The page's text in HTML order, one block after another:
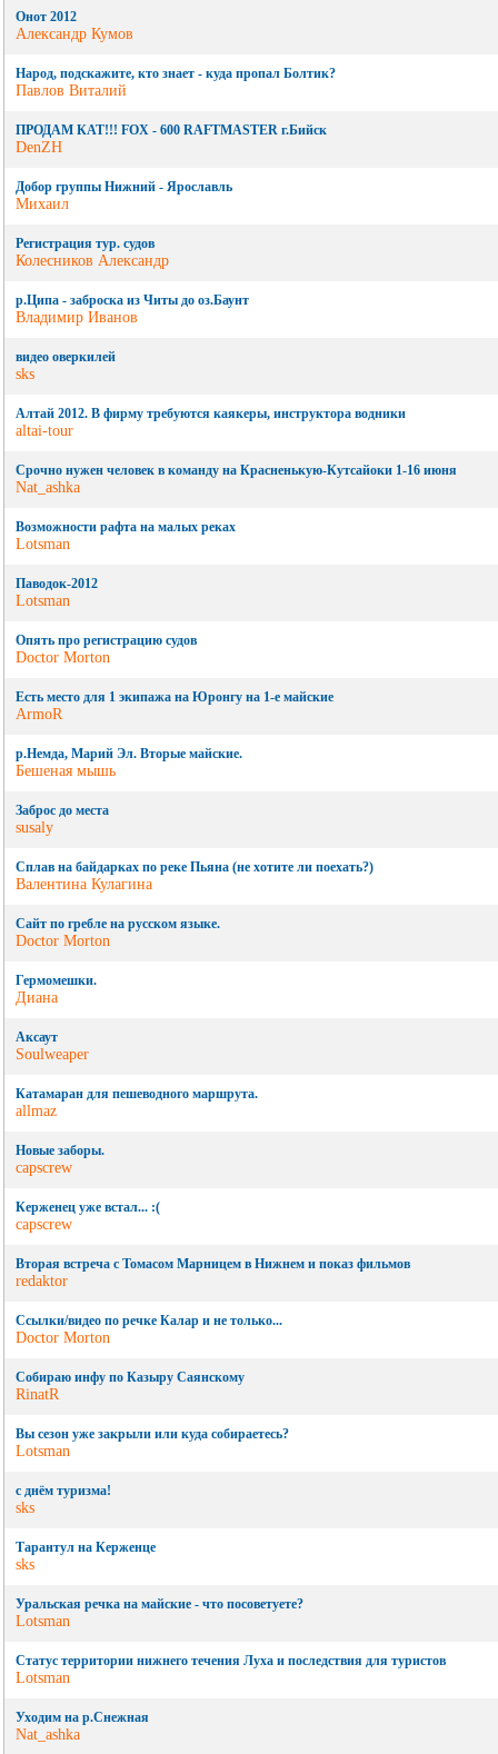
Онот 2012
Александр Кумов
Народ, подскажите, кто знает - куда пропал Болтик?
Павлов Виталий
ПРОДАМ КАТ!!! FOX - 600 RAFTMASTER г.Бийск
DenZH
Добор группы Нижний - Ярославль
Михаил
Регистрация тур. судов
Колесников Александр
р.Ципа - заброска из Читы до оз.Баунт
Владимир Иванов
видео оверкилей
sks
Алтай 2012. В фирму требуются каякеры, инструктора водники
altai-tour
Срочно нужен человек в команду на Красненькую-Кутсайоки 1-16 июня
Nat_ashka
Возможности рафта на малых реках
Lotsman
Паводок-2012
Lotsman
Опять про регистрацию судов
Doctor Morton
Есть место для 1 экипажа на Юронгу на 1-е майские
ArmoR
р.Немда, Марий Эл. Вторые майские.
Бешеная мышь
Заброс до места
susaly
Сплав на байдарках по реке Пьяна (не хотите ли поехать?)
Валентина Кулагина
Сайт по гребле на русском языке.
Doctor Morton
Гермомешки.
Диана
Аксаут
Soulweaper
Катамаран для пешеводного маршрута.
allmaz
Новые заборы.
capscrew
Керженец уже встал... :(
capscrew
Вторая встреча с Томасом Марницем в Нижнем и показ фильмов
redaktor
Ссылки/видео по речке Калар и не только...
Doctor Morton
Собираю инфу по Казыру Саянскому
RinatR
Вы сезон уже закрыли или куда собираетесь?
Lotsman
с днём туризма!
sks
Тарантул на Керженце
sks
Уральская речка на майские - что посоветуете?
Lotsman
Статус территории нижнего течения Луха и последствия для туристов
Lotsman
Уходим на р.Снежная
Nat_ashka